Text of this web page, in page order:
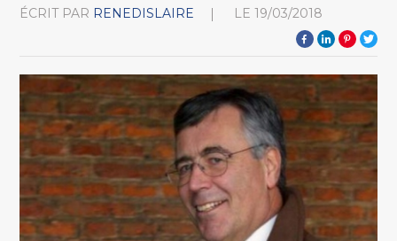
ÉCRIT PAR RENEDISLAIRE LE 19/03/2018